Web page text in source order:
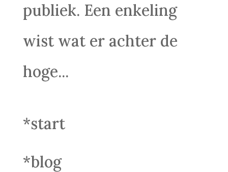
publiek. Een enkeling
wist wat er achter de
hoge...
*start
*blog